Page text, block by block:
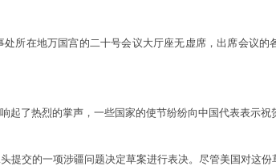
在地万国宫的二十号会议大厅座无虚席，出席会议的
了热烈的掌声，一些国家的使节纷纷向中国代表表示祝
交的一项涉疆问题决定草案进行表决。尽管美国对这份